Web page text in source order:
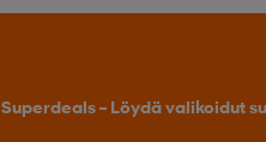
Superdeals – Löydä valikoidut